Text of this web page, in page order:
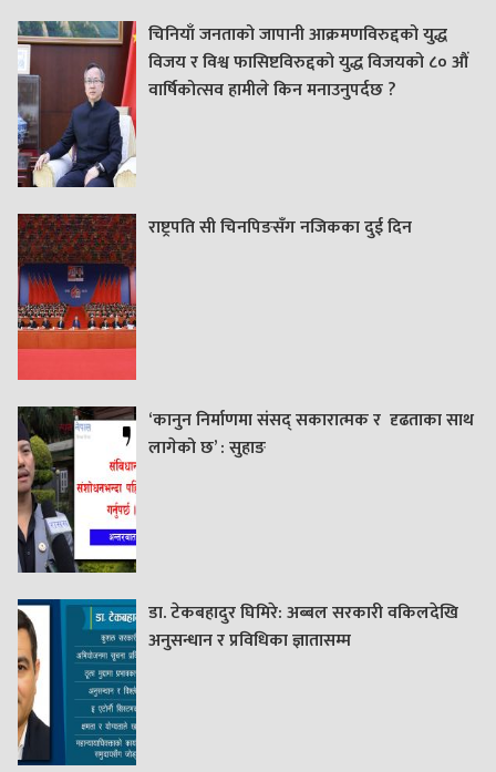
चिनियाँ जनताको जापानी आक्रमणविरुद्दको युद्ध
विजय र विश्व फासिष्टविरुद्दको युद्ध विजयको ८० औं
वार्षिकोत्सव हामीले किन मनाउनुपर्दछ ?
राष्ट्रपति सी चिनपिङसँग नजिकका दुई दिन
‘कानुन निर्माणमा संसद् सकारात्मक र दृढताका साथ
लागेको छ’ : सुहाङ
डा. टेकबहादुर घिमिरे: अब्बल सरकारी वकिलदेखि
अनुसन्धान र प्रविधिका ज्ञातासम्म